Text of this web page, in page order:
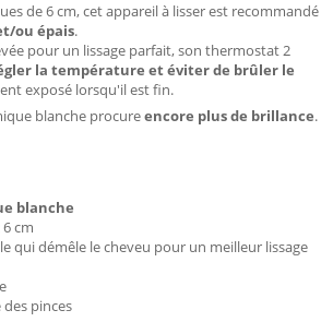
de 6 cm, cet appareil à lisser est recommandé
ou épais.
pour un lissage parfait, son thermostat 2
la température et éviter de brûler le
exposé lorsqu'il est fin.
blanche procureencore plus de brillance.
blanche
cm
qui démêle le cheveu pour un meilleur lissage
pinces